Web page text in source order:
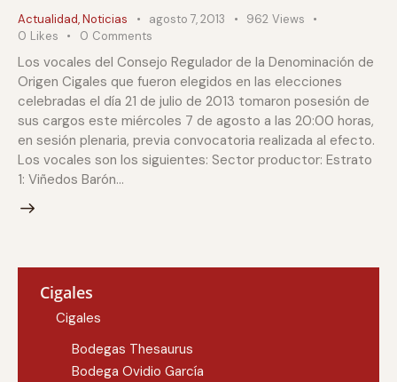
Actualidad,Noticias agosto 7, 2013 962 Views
0 Likes 0 Comments
Los vocales del Consejo Regulador de la Denominación de
Origen Cigales que fueron elegidos en las elecciones
celebradas el día 21 de julio de 2013 tomaron posesión de
sus cargos este miércoles 7 de agosto a las 20:00 horas,
en sesión plenaria, previa convocatoria realizada al efecto.
Los vocales son los siguientes: Sector productor: Estrato
1: Viñedos Barón…
Cigales
Cigales
Bodegas Thesaurus
Bodega Ovidio García